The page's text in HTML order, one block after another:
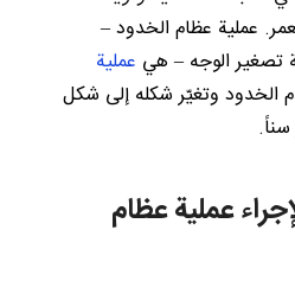
عملية عظام الخدود –
تصغير الوجه – هي عملية
وتغيّر شكله إلى شكل
عملية عظام